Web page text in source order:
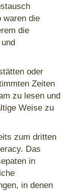
waren die
die
oder
Zeiten
zu lesen und
Weise zu
zum dritten
Das
in
in denen